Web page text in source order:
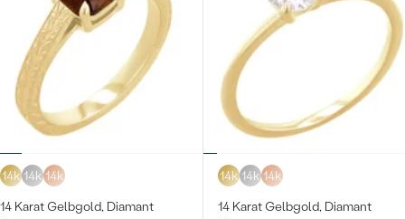
14k 14k 14k
14 Karat Gelbgold, Diamant
14k 14k 14k
14 Karat Gelbgold, Diamant